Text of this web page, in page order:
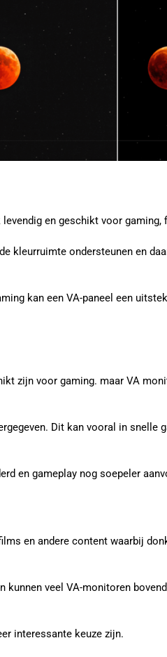
en geschikt voor
kleurruimte ondersteunen en
kan een VA-paneel een
zijn voor gaming. maar VA
Dit kan vooral in snelle
en gameplay nog soepeler
en andere content waarbij
veel VA-monitoren
interessante keuze zijn.